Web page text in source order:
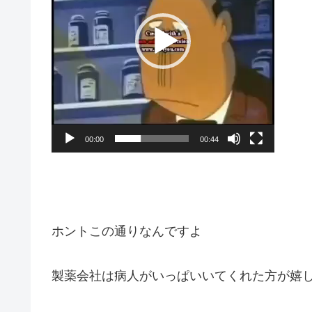
レ
ー
ヤ
ー
00:00 00:44
ホントこの通りなんですよ
製薬会社は病人がいっぱいいてくれた方が嬉